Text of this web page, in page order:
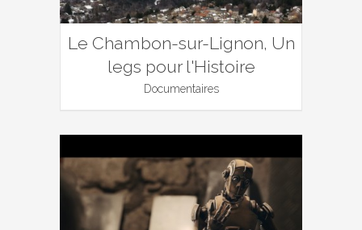
Le Chambon-sur-Lignon, Un
legs pour l'Histoire
Documentaires